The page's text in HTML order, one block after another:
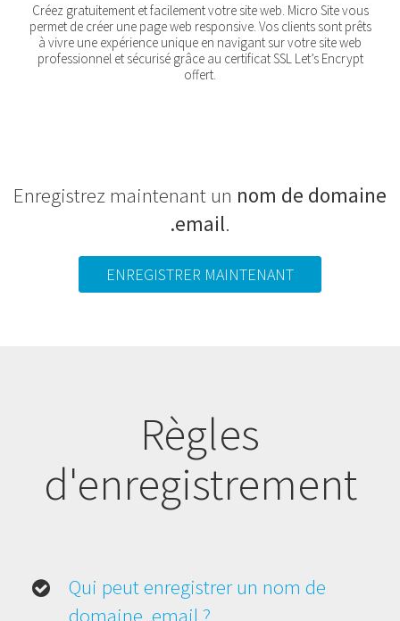
Créez gratuitement et facilement votre site web. Micro Site vous
permet de créer une page web responsive. Vos clients sont prêts
à vivre une expérience unique en navigant sur votre site web
professionnel et sécurisé grâce au certificat SSL Let’s Encrypt
offert.
Enregistrez maintenant un nom de domaine
.email.
ENREGISTRER MAINTENANT
Règles
d'enregistrement
Qui peut enregistrer un nom de
domaine .email ?